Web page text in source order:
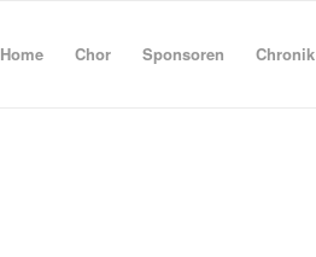
Home Chor Sponsoren Chronik